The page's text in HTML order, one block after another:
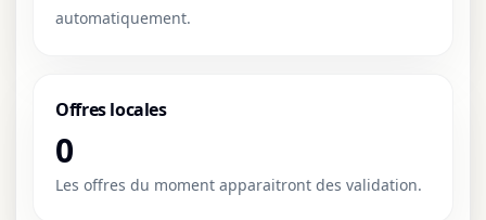
automatiquement.
Offres locales
0
Les offres du moment apparaitront des validation.